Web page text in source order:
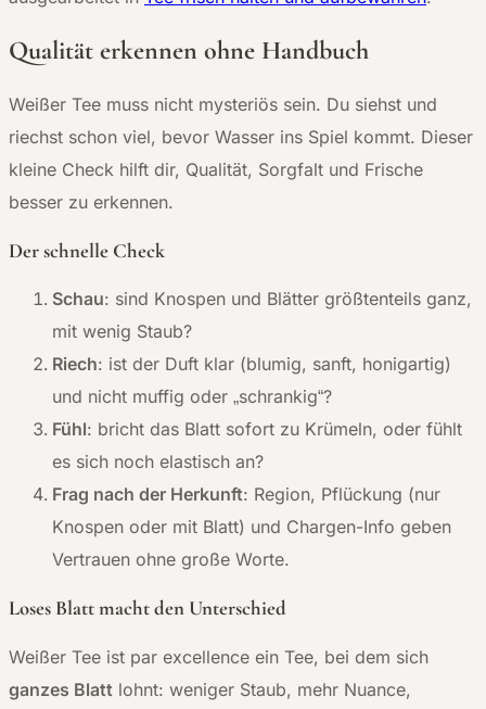
Qualität erkennen ohne Handbuch
Weißer Tee muss nicht mysteriös sein. Du siehst und
riechst schon viel, bevor Wasser ins Spiel kommt. Dieser
kleine Check hilft dir, Qualität, Sorgfalt und Frische
besser zu erkennen.
Der schnelle Check
Schau: sind Knospen und Blätter größtenteils ganz,
mit wenig Staub?
Riech: ist der Duft klar (blumig, sanft, honigartig)
und nicht muffig oder „schrankig“?
Fühl: bricht das Blatt sofort zu Krümeln, oder fühlt
es sich noch elastisch an?
Frag nach der Herkunft: Region, Pflückung (nur
Knospen oder mit Blatt) und Chargen-Info geben
Vertrauen ohne große Worte.
Loses Blatt macht den Unterschied
Weißer Tee ist par excellence ein Tee, bei dem sich
ganzes Blatt lohnt: weniger Staub, mehr Nuance,